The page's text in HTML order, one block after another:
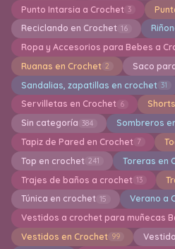
Punto Intarsia a Crochet 3
Reciclando en Crochet 16
Ropa y Accesorios para Bebes a
Ruanas en Crochet 2 Saco
Sandalias, zapatillas en crochet 31
Servilletas en Crochet 6
Sin categoría 384 Sombreros
Tapiz de Pared en Crochet 7
Top en crochet 241 Toreras en
Trajes de baños a crochet 13
Túnica en crochet 15 Verano a
Vestidos a crochet para muñecas
Vestidos en Crochet 99